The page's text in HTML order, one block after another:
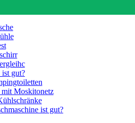
gut?
Moskitonetz
ist gut?